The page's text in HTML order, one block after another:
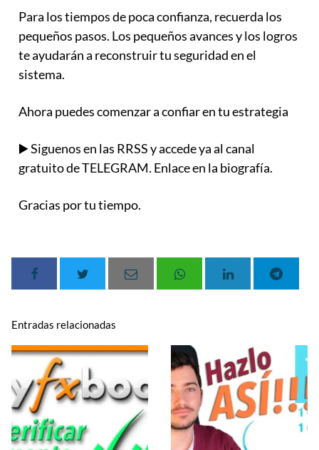
Para los tiempos de poca confianza, recuerda los
pequeños pasos. Los pequeños avances y los logros
te ayudarán a reconstruir tu seguridad en el
sistema.
Ahora puedes comenzar a confiar en tu estrategia
▶️ Siguenos en las RRSS y accede ya al canal
gratuito de TELEGRAM. Enlace en la biografía.
Gracias por tu tiempo.
Entradas relacionadas